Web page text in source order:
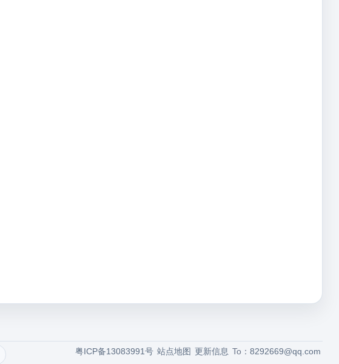
To：8292669@qq.com
更新信息
站点地图
粤ICP备13083991号